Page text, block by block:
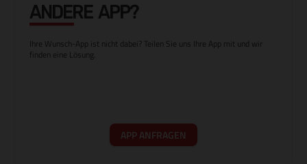
ANDERE APP?
Ihre Wunsch-App ist nicht dabei? Teilen Sie uns Ihre App mit und wir
finden eine Lösung.
APP ANFRAGEN